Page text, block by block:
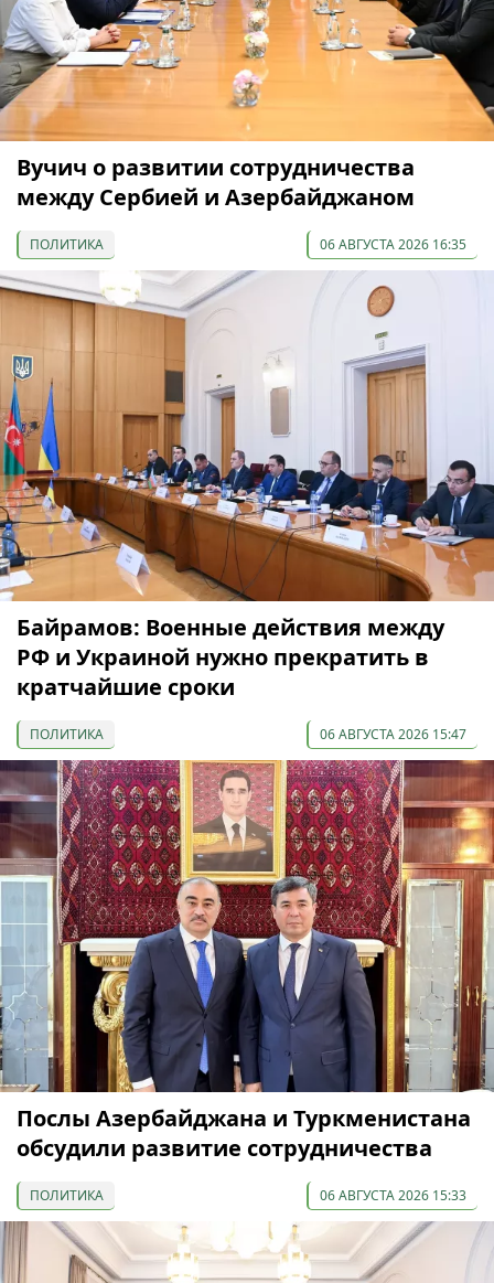
Вучич о развитии сотрудничества
между Сербией и Азербайджаном
ПОЛИТИКА 06 АВГУСТА 2026 16:35
Байрамов: Военные действия между
РФ и Украиной нужно прекратить в
кратчайшие сроки
ПОЛИТИКА 06 АВГУСТА 2026 15:47
Послы Азербайджана и Туркменистана
обсудили развитие сотрудничества
ПОЛИТИКА 06 АВГУСТА 2026 15:33